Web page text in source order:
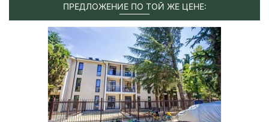
ПРЕДЛОЖЕНИЕ ПО ТОЙ ЖЕ ЦЕНЕ: